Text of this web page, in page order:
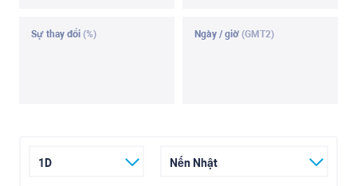
Sự thay đổi (%) Ngày / giờ (GMT2)
1D Nến Nhật